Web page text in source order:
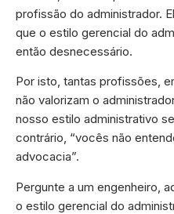
profissão do administrador.
que o estilo gerencial do
então desnecessário.
Por isto, tantas profissões,
não valorizam o
nosso estilo administrativo
contrário, “vocês não
advocacia”.
Pergunte a um engenheiro,
o estilo gerencial do